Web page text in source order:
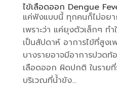
ไข้เลือดออก Dengue
แค่ฟังแบบนี้ ทุกคนก็ไม่อยา
เพราะว่า แค่ยุงตัวเล็กๆ ท
เป็นสัปดาห์ อาการไข้ที่สูง
บางรายอาจมีอาการปวด
เลือดออก ผิดปกติ ในราย
บริเวณที่น้ำขัง...